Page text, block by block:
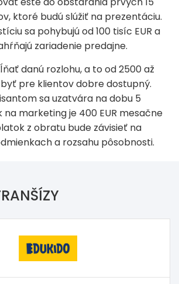
ktoré budú slúžiť na prezentáciu.
sa pohybujú od 100 tisíc EUR a
zariadenie predajne.
danú rozlohu, a to od 2500 až
pre klientov dobre dostupný.
sa uzatvára na dobu 5
na marketing je 400 EUR mesačne
z obratu bude závisieť na
a rozsahu pôsobnosti.